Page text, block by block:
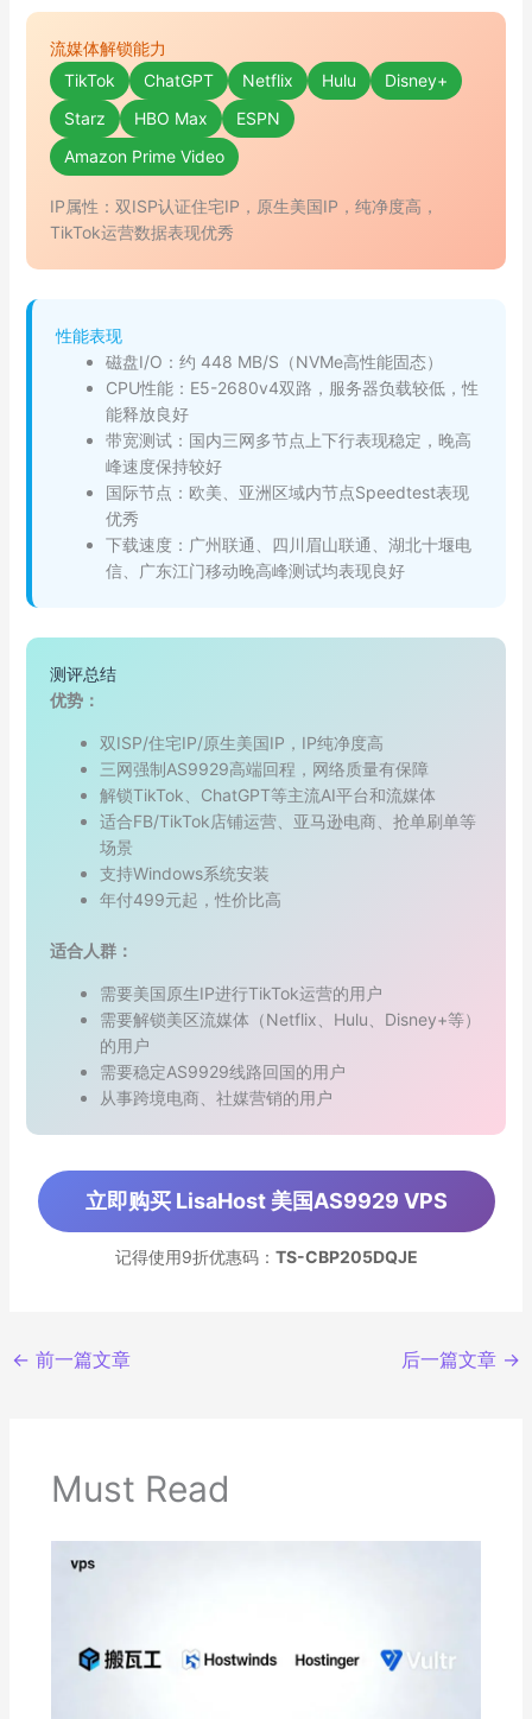
流媒体解锁能力
TikTok
ChatGPT Netflix Hulu
Disney+
Starz
HBO Max
ESPN
Amazon Prime Video
IP属性：双ISP认证住宅IP，原生美国IP，纯净度高，
TikTok运营数据表现优秀
性能表现
磁盘I/O：约 448 MB/S（NVMe高性能固态）
CPU性能：E5-2680v4双路，服务器负载较低，性
能释放良好
带宽测试：国内三网多节点上下行表现稳定，晚高
峰速度保持较好
国际节点：欧美、亚洲区域内节点Speedtest表现
优秀
下载速度：广州联通、四川眉山联通、湖北十堰电
信、广东江门移动晚高峰测试均表现良好
测评总结
优势：
双ISP/住宅IP/原生美国IP，IP纯净度高
三网强制AS9929高端回程，网络质量有保障
解锁TikTok、ChatGPT等主流AI平台和流媒体
适合FB/TikTok店铺运营、亚马逊电商、抢单刷单等
场景
支持Windows系统安装
年付499元起，性价比高
适合人群：
需要美国原生IP进行TikTok运营的用户
需要解锁美区流媒体（Netflix、Hulu、Disney+等）
的用户
需要稳定AS9929线路回国的用户
从事跨境电商、社媒营销的用户
立即购买 LisaHost 美国AS9929 VPS
记得使用9折优惠码： TS-CBP205DQJE
← 前一篇文章 后一篇文章 →
Must Read